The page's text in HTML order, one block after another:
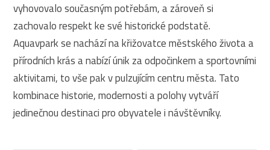
vyhovovalo současným potřebám, a zároveň si
zachovalo respekt ke své historické podstatě.
Aquavpark se nachází na křižovatce městského života a
přírodních krás a nabízí únik za odpočinkem a sportovními
aktivitami, to vše pak v pulzujícím centru města. Tato
kombinace historie, modernosti a polohy vytváří
jedinečnou destinaci pro obyvatele i návštěvníky.